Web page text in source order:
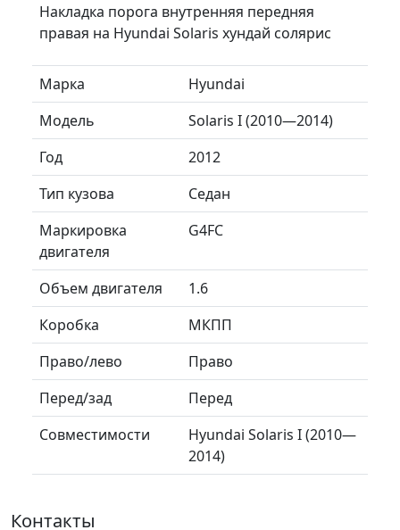
Накладка порога внутренняя передняя
правая на Hyundai Solaris хундай солярис
Марка
Hyundai
Модель
Solaris I (2010—2014)
Год
2012
Тип кузова
Седан
Маркировка
двигателя
G4FC
Объем двигателя
1.6
Коробка
МКПП
Право/лево
Право
Перед/зад
Перед
Совместимости
Hyundai Solaris I (2010—
2014)
Контакты